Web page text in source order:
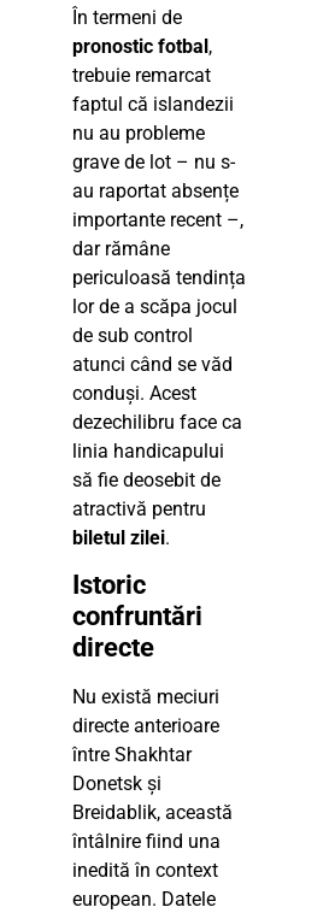
În termeni de
pronostic fotbal,
trebuie remarcat
faptul că islandezii
nu au probleme
grave de lot – nu s-
au raportat absențe
importante recent –,
dar rămâne
periculoasă tendința
lor de a scăpa jocul
de sub control
atunci când se văd
conduși. Acest
dezechilibru face ca
linia handicapului
să fie deosebit de
atractivă pentru
biletul zilei.
Istoric
confruntări
directe
Nu există meciuri
directe anterioare
între Shakhtar
Donetsk și
Breidablik, această
întâlnire fiind una
inedită în context
european. Datele